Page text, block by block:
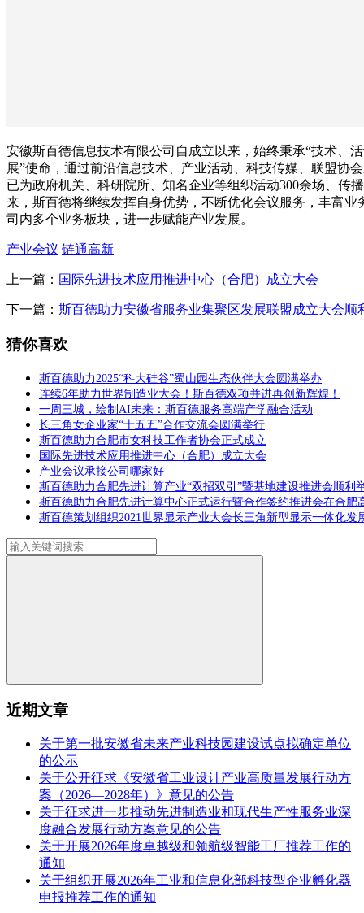
安徽斯百德信息技术有限公司自成立以来，始终秉承“技术、
展”使命，通过前沿信息技术、产业活动、科技传媒、联盟协
已为政府机关、科研院所、知名企业等组织活动300余场、传
来，斯百德将继续发挥自身优势，不断优化会议服务，丰富业
司内多个业务板块，进一步赋能产业发展。
产业会议 链通高新
上一篇： 国际先进技术应用推进中心（合肥）成立大会
下一篇： 斯百德助力安徽省服务业集聚区发展联盟成立大会顺
猜你喜欢
斯百德助力2025“科大硅谷”蜀山园生态伙伴大会圆满举办
连续6年助力世界制造业大会！斯百德双项并进再创新辉煌！
一周三城，绘制AI未来：斯百德服务高端产学融合活动
长三角女企业家“十五五”合作交流会圆满举行
斯百德助力合肥市女科技工作者协会正式成立
国际先进技术应用推进中心（合肥）成立大会
产业会议承接公司哪家好
斯百德助力合肥先进计算产业“双招双引”暨基地建设推进会顺利
斯百德助力合肥先进计算中心正式运行暨合作签约推进会在合肥
斯百德策划组织2021世界显示产业大会长三角新型显示一体化发
近期文章
关于第一批安徽省未来产业科技园建设试点拟确定单位
的公示
关于公开征求《安徽省工业设计产业高质量发展行动方
案（2026—2028年）》意见的公告
关于征求进一步推动先进制造业和现代生产性服务业深
度融合发展行动方案意见的公告
关于开展2026年度卓越级和领航级智能工厂推荐工作的
通知
关于组织开展2026年工业和信息化部科技型企业孵化器
申报推荐工作的通知